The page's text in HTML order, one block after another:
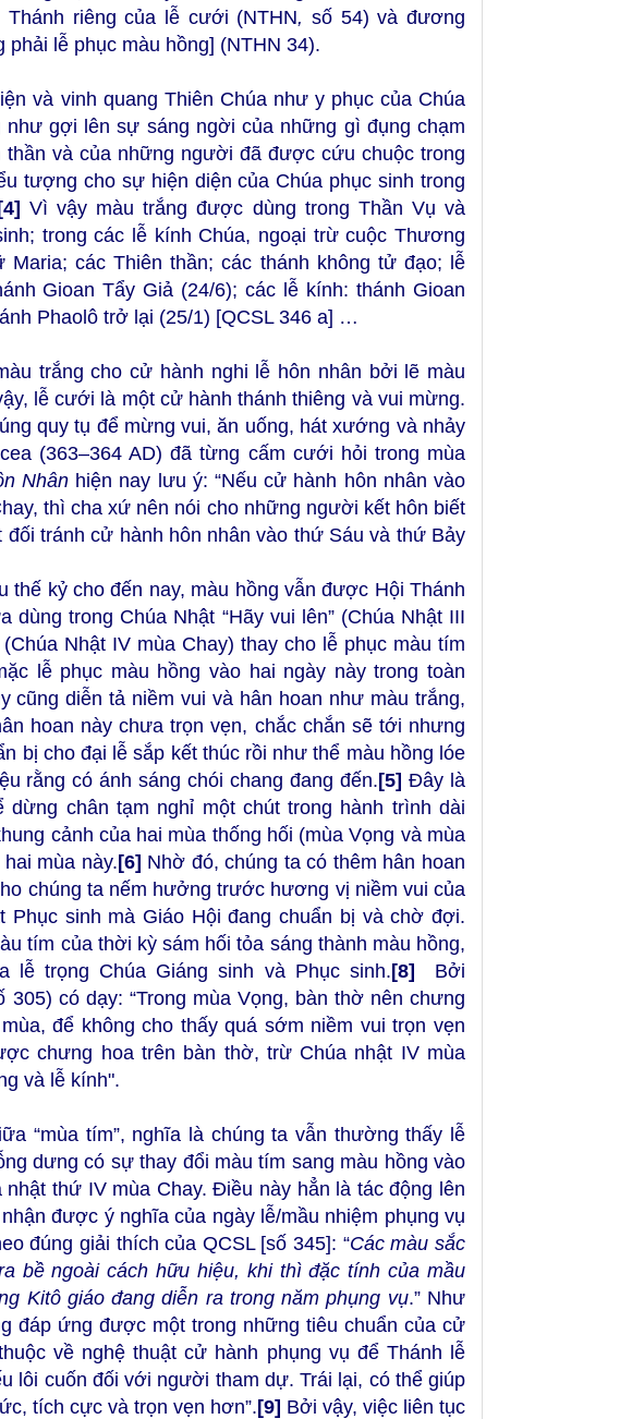
riêng của lễ cưới (NTHN,số 54) và đương
lễ phục màu hồng] (NTHN 34).
và vinh quang Thiên Chúa như y phục của Chúa
gợi lên sự sáng ngời của những gì đụng chạm
và của những người đã được cứu chuộc trong
tượng cho sự hiện diện của Chúa phục sinh trong
Vì vậy màu trắng được dùng trong Thần Vụ và
trong các lễ kính Chúa, ngoại trừ cuộc Thương
các Thiên thần; các thánh không tử đạo; lễ
Gioan Tẩy Giả (24/6); các lễ kính: thánh Gioan
Phaolô trở lại (25/1) [QCSL 346 a] …
trắng cho cử hành nghi lễ hôn nhân bởi lẽ màu
lễ cưới là một cử hành thánh thiêng và vui mừng.
quy tụ để mừng vui, ăn uống, hát xướng và nhảy
(363–364 AD) đã từng cấm cưới hỏi trong mùa
Nhân hiện nay lưu ý: “Nếu cử hành hôn nhân vào
thì cha xứ nên nói cho những người kết hôn biết
tránh cử hành hôn nhân vào thứ Sáu và thứ Bảy
thế kỷ cho đến nay, màu hồng vẫn được Hội Thánh
trong Chúa Nhật “Hãy vui lên” (Chúa Nhật III
Nhật IV mùa Chay) thay cho lễ phục màu tím
lễ phục màu hồng vào hai ngày này trong toàn
cũng diễn tả niềm vui và hân hoan như màu trắng,
hoan này chưa trọn vẹn, chắc chắn sẽ tới nhưng
bị cho đại lễ sắp kết thúc rồi như thể màu hồng lóe
rằng có ánh sáng chói chang đang đến.[5] Đây là
chân tạm nghỉ một chút trong hành trình dài
cảnh của hai mùa thống hối (mùa Vọng và mùa
mùa này.[6] Nhờ đó, chúng ta có thêm hân hoan
chúng ta nếm hưởng trước hương vị niềm vui của
Phục sinh mà Giáo Hội đang chuẩn bị và chờ đợi.
tím của thời kỳ sám hối tỏa sáng thành màu hồng,
lễ trọng Chúa Giáng sinh và Phục sinh.[8]
Bởi
305) có dạy: “Trong mùa Vọng, bàn thờ nên chưng
để không cho thấy quá sớm niềm vui trọn vẹn
chưng hoa trên bàn thờ, trừ Chúa nhật IV mùa
và lễ kính".
“mùa tím”, nghĩa là chúng ta vẫn thường thấy lễ
dưng có sự thay đổi màu tím sang màu hồng vào
thứ IV mùa Chay. Điều này hẳn là tác động lên
được ý nghĩa của ngày lễ/mầu nhiệm phụng vụ
đúng giải thích của QCSL [số 345]: “Các màu sắc
bề ngoài cách hữu hiệu, khi thì đặc tính của mầu
Kitô giáo đang diễn ra trong năm phụng vụ.” Như
đáp ứng được một trong những tiêu chuẩn của cử
về nghệ thuật cử hành phụng vụ để Thánh lễ
lôi cuốn đối với người tham dự. Trái lại, có thể giúp
tích cực và trọn vẹn hơn”.[9] Bởi vậy, việc liên tục